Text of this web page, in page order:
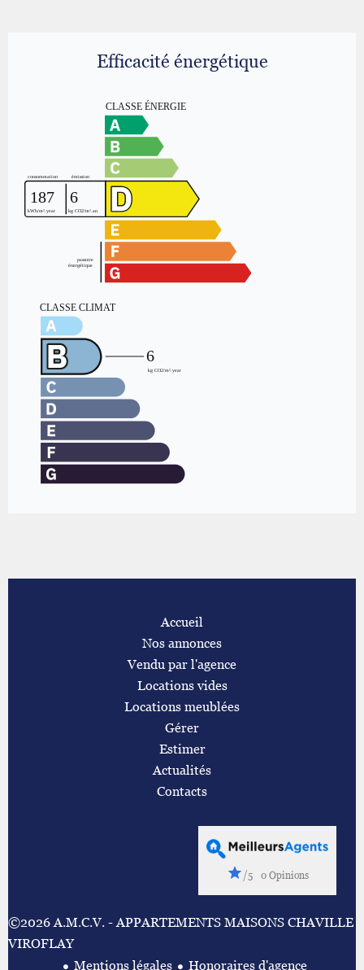
Efficacité énergétique
Accueil
Nos annonces
Vendu par l'agence
Locations vides
Locations meublées
Gérer
Estimer
Actualités
Contacts
/5 0 Opinions
©2026 A.M.C.V. - APPARTEMENTS MAISONS CHAVILLE
VIROFLAY
Mentions légales
Honoraires d'agence